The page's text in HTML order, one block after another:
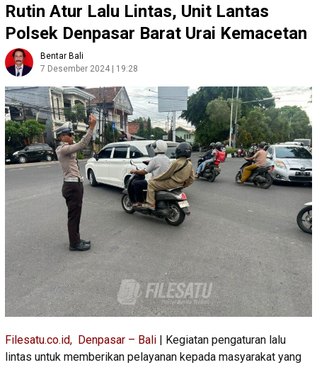
Rutin Atur Lalu Lintas, Unit Lantas
Polsek Denpasar Barat Urai Kemacetan
Bentar Bali
7 Desember 2024 | 19:28
Filesatu.co.id, Denpasar – Bali | Kegiatan pengaturan lalu
lintas untuk memberikan pelayanan kepada masyarakat yang